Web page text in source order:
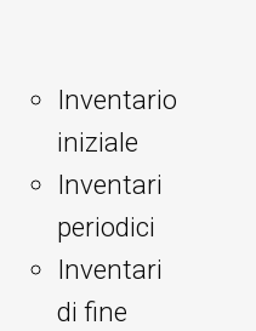
Inventario
iniziale
Inventari
periodici
Inventari
di fine